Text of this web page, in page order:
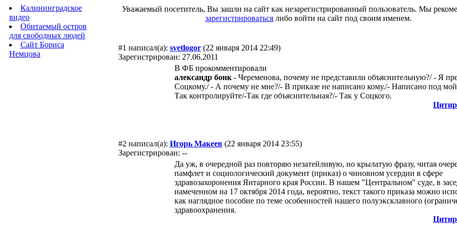
Калининградское
видео
Обитаемый остров
для свободных людей
Сайт Бориса
Немцова
Уважаемый посетитель, Вы зашли на сайт как незарегистрированный пользователь. Мы
зарегистрироваться либо войти на сайт под своим именем.
#1 написал(а): svetlogor (22 января 2014 22:49)
Зарегистрирован: 27.06.2011
В ФБ прокомментировали
александр бонк - Череменова, почему не представили объяснительную?/ - Я
Соцкому./ - А почему не мне?/- В приказе не написано кому./- Написано под
Так контролируйте/-Так где объяснительная?/- Так у Соцкого.
#2 написал(а): Игорь Макеев (22 января 2014 23:55)
Зарегистрирован: --
Да уж, в очередной раз повторяю незатейливую, но крылатую фразу, читая
памфлет и социологический документ (приказ) о чиновном усердии в сфере
здравозахоронения Янтарного края России. В нашем "Центральном" суде, в
намеченном на 17 октября 2014 года, вероятно, текст такого приказа можно
как наглядное пособие по теме особенностей нашего полуэксклавного
здравоохранения.